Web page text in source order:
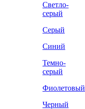
Светло-
серый
Серый
Синий
Темно-
серый
Фиолетовый
Черный